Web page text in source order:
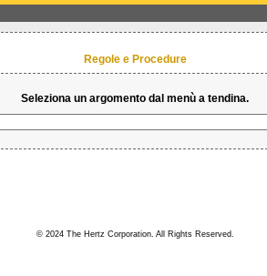
Regole e Procedure
Seleziona un argomento dal menù a tendina.
© 2024 The Hertz Corporation. All Rights Reserved.